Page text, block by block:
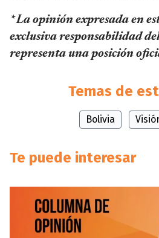
* La opinión expresada en
exclusiva responsabilidad
representa una posición
Temas de
Bolivia
Te puede interesar